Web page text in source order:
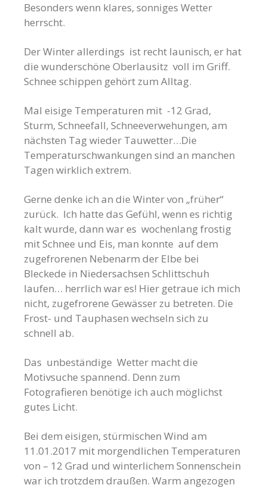
Besonders wenn klares, sonniges Wetter
herrscht.
Der Winter allerdings ist recht launisch, er hat
die wunderschöne Oberlausitz voll im Griff.
Schnee schippen gehört zum Alltag.
Mal eisige Temperaturen mit -12 Grad,
Sturm, Schneefall, Schneeverwehungen, am
nächsten Tag wieder Tauwetter…Die
Temperaturschwankungen sind an manchen
Tagen wirklich extrem.
Gerne denke ich an die Winter von „früher“
zurück. Ich hatte das Gefühl, wenn es richtig
kalt wurde, dann war es wochenlang frostig
mit Schnee und Eis, man konnte auf dem
zugefrorenen Nebenarm der Elbe bei
Bleckede in Niedersachsen Schlittschuh
laufen… herrlich war es! Hier getraue ich mich
nicht, zugefrorene Gewässer zu betreten. Die
Frost- und Tauphasen wechseln sich zu
schnell ab.
Das unbeständige Wetter macht die
Motivsuche spannend. Denn zum
Fotografieren benötige ich auch möglichst
gutes Licht.
Bei dem eisigen, stürmischen Wind am
11.01.2017 mit morgendlichen Temperaturen
von – 12 Grad und winterlichem Sonnenschein
war ich trotzdem draußen. Warm angezogen